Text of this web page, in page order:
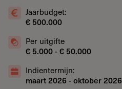
Jaarbudget:
€ 500.000
Per uitgifte
€ 5.000 - € 50.000
Indientermijn:
maart 2026 -oktober 2026